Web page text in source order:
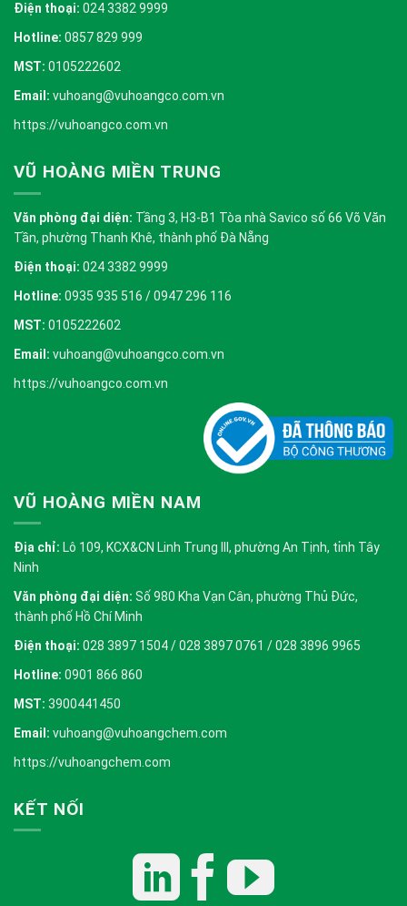
Điện thoại: 024 3382 9999
Hotline: 0857 829 999
MST: 0105222602
Email: vuhoang@vuhoangco.com.vn
https://vuhoangco.com.vn
VŨ HOÀNG MIỀN TRUNG
Văn phòng đại diện: Tầng 3, H3-B1 Tòa nhà Savico số 66 Võ Văn
Tần, phường Thanh Khê, thành phố Đà Nẵng
Điện thoại: 024 3382 9999
Hotline: 0935 935 516 / 0947 296 116
MST: 0105222602
Email: vuhoang@vuhoangco.com.vn
https://vuhoangco.com.vn
VŨ HOÀNG MIỀN NAM
Địa chỉ: Lô 109, KCX&CN Linh Trung III, phường An Tịnh, tỉnh Tây
Ninh
Văn phòng đại diện: Số 980 Kha Vạn Cân, phường Thủ Đức,
thành phố Hồ Chí Minh
Điện thoại: 028 3897 1504 / 028 3897 0761 / 028 3896 9965
Hotline: 0901 866 860
MST: 3900441450
Email: vuhoang@vuhoangchem.com
https://vuhoangchem.com
KẾT NỐI